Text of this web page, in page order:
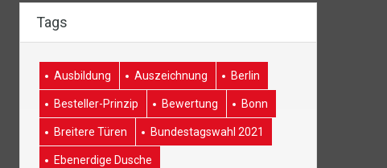
Tags
Ausbildung Auszeichnung Berlin
Besteller-Prinzip Bewertung Bonn
Breitere Türen Bundestagswahl 2021
Ebenerdige Dusche